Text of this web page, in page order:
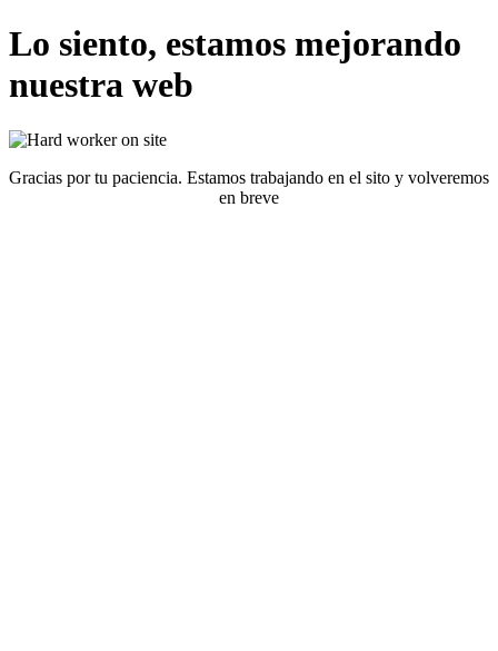
Lo siento, estamos mejorando
nuestra web
Gracias por tu paciencia. Estamos trabajando en el sito y volveremos
en breve